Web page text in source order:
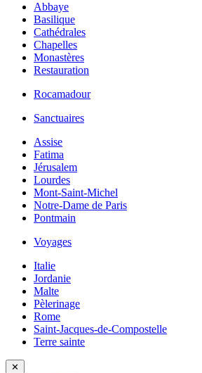
Abbaye
Basilique
Cathédrales
Chapelles
Monastères
Restauration
Rocamadour
Sanctuaires
Assise
Fatima
Jérusalem
Lourdes
Mont-Saint-Michel
Notre-Dame de Paris
Pontmain
Voyages
Italie
Jordanie
Malte
Pèlerinage
Rome
Saint-Jacques-de-Compostelle
Terre sainte
✕